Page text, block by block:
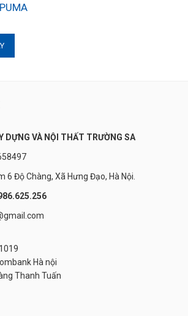
DỰNG VÀ NỘI THẤT TRƯỜNG SA
6 Độ Chàng, Xã Hưng Đạo, Hà Nội.
Hà nội
Thanh Tuấn